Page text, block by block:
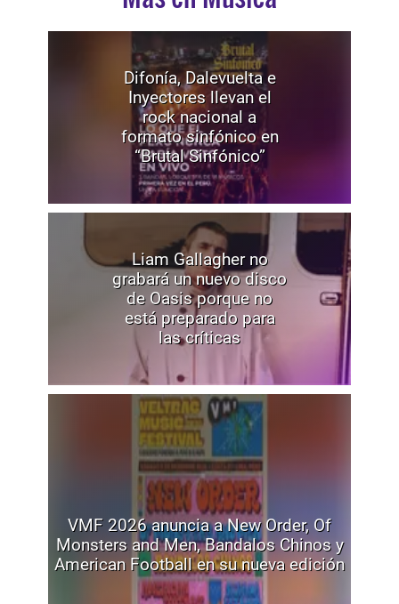
Difonía, Dalevuelta e
Inyectores llevan el
rock nacional a
formato sinfónico en
“Brutal Sinfónico”
Liam Gallagher no
grabará un nuevo disco
de Oasis porque no
está preparado para
las críticas
VMF 2026 anuncia a New Order, Of
Monsters and Men, Bandalos Chinos y
American Football en su nueva edición